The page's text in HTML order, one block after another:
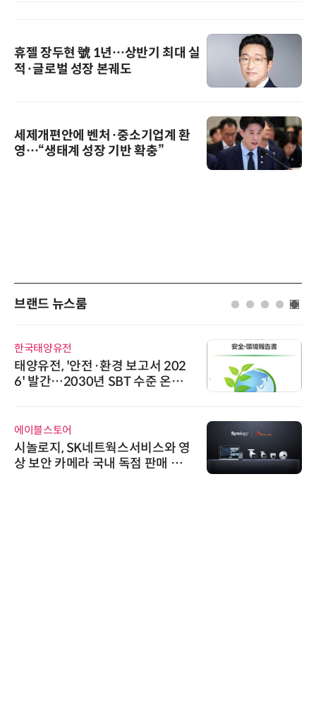
휴젤 장두현 號 1년…상반기 최대 실
적·글로벌 성장 본궤도
세제개편안에 벤처·중소기업계 환
영…“생태계 성장 기반 확충”
브랜드 뉴스룸
한국태양유전
태양유전, '안전·환경 보고서 202
6' 발간…2030년 SBT 수준 온실
에이블스토어
시놀로지, SK네트웍스서비스와 영
상 보안 카메라 국내 독점 판매 파